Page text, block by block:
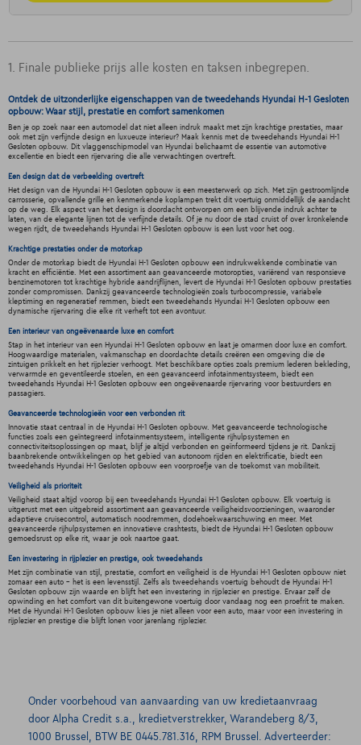
1. Finale publieke prijs alle kosten en taksen inbegrepen.
Ontdek de uitzonderlijke eigenschappen van de tweedehands Hyundai H-1 Gesloten
opbouw: Waar stijl, prestatie en comfort samenkomen
Ben je op zoek naar een automodel dat niet alleen indruk maakt met zijn krachtige prestaties, maar
ook met zijn verfijnde design en luxueuze interieur? Maak kennis met de tweedehands Hyundai H-1
Gesloten opbouw. Dit vlaggenschipmodel van Hyundai belichaamt de essentie van automotive
excellentie en biedt een rijervaring die alle verwachtingen overtreft.
Een design dat de verbeelding overtreft
Het design van de Hyundai H-1 Gesloten opbouw is een meesterwerk op zich. Met zijn gestroomlijnde
carrosserie, opvallende grille en kenmerkende koplampen trekt dit voertuig onmiddellijk de aandacht
op de weg. Elk aspect van het design is doordacht ontworpen om een blijvende indruk achter te
laten, van de elegante lijnen tot de verfijnde details. Of je nu door de stad cruist of over kronkelende
wegen rijdt, de tweedehands Hyundai H-1 Gesloten opbouw is een lust voor het oog.
Krachtige prestaties onder de motorkap
Onder de motorkap biedt de Hyundai H-1 Gesloten opbouw een indrukwekkende combinatie van
kracht en efficiëntie. Met een assortiment aan geavanceerde motoropties, variërend van responsieve
benzinemotoren tot krachtige hybride aandrijflijnen, levert de Hyundai H-1 Gesloten opbouw prestaties
zonder compromissen. Dankzij geavanceerde technologieën zoals turbocompressie, variabele
kleptiming en regeneratief remmen, biedt een tweedehands Hyundai H-1 Gesloten opbouw een
dynamische rijervaring die elke rit verheft tot een avontuur.
Een interieur van ongeëvenaarde luxe en comfort
Stap in het interieur van een Hyundai H-1 Gesloten opbouw en laat je omarmen door luxe en comfort.
Hoogwaardige materialen, vakmanschap en doordachte details creëren een omgeving die de
zintuigen prikkelt en het rijplezier verhoogt. Met beschikbare opties zoals premium lederen bekleding,
verwarmde en geventileerde stoelen, en een geavanceerd infotainmentsysteem, biedt een
tweedehands Hyundai H-1 Gesloten opbouw een ongeëvenaarde rijervaring voor bestuurders en
passagiers.
Geavanceerde technologieën voor een verbonden rit
Innovatie staat centraal in de Hyundai H-1 Gesloten opbouw. Met geavanceerde technologische
functies zoals een geïntegreerd infotainmentsysteem, intelligente rijhulpsystemen en
connectiviteitsoplossingen op maat, blijf je altijd verbonden en geïnformeerd tijdens je rit. Dankzij
baanbrekende ontwikkelingen op het gebied van autonoom rijden en elektrificatie, biedt een
tweedehands Hyundai H-1 Gesloten opbouw een voorproefje van de toekomst van mobiliteit.
Veiligheid als prioriteit
Veiligheid staat altijd voorop bij een tweedehands Hyundai H-1 Gesloten opbouw. Elk voertuig is
uitgerust met een uitgebreid assortiment aan geavanceerde veiligheidsvoorzieningen, waaronder
adaptieve cruisecontrol, automatisch noodremmen, dodehoekwaarschuwing en meer. Met
geavanceerde rijhulpsystemen en innovatieve crashtests, biedt de Hyundai H-1 Gesloten opbouw
gemoedsrust op elke rit, waar je ook naartoe gaat.
Een investering in rijplezier en prestige, ook tweedehands
Met zijn combinatie van stijl, prestatie, comfort en veiligheid is de Hyundai H-1 Gesloten opbouw niet
zomaar een auto - het is een levensstijl. Zelfs als tweedehands voertuig behoudt de Hyundai H-1
Gesloten opbouw zijn waarde en blijft het een investering in rijplezier en prestige. Ervaar zelf de
opwinding en het comfort van dit buitengewone voertuig door vandaag nog een proefrit te maken.
Met de Hyundai H-1 Gesloten opbouw kies je niet alleen voor een auto, maar voor een investering in
rijplezier en prestige die blijft lonen voor jarenlang rijplezier.
Onder voorbehoud van aanvaarding van uw kredietaanvraag
door Alpha Credit s.a., kredietverstrekker, Warandeberg 8/3,
1000 Brussel, BTW BE 0445.781.316, RPM Brussel. Adverteerder: